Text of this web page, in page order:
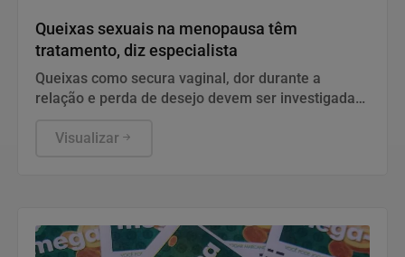
Queixas sexuais na menopausa têm
tratamento, diz especialista
Queixas como secura vaginal, dor durante a
relação e perda de desejo devem ser investigadas
Visualizar